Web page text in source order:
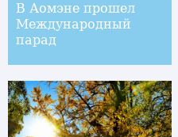
В Аомэне прошел
Международный
парад